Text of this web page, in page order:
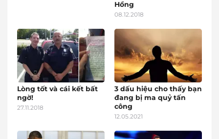
Hồng
08.12.2018
Lòng tốt và cái kết bất
ngờ!
27.11.2018
3 dấu hiệu cho thấy bạn
đang bị ma quỷ tấn
công
12.05.2021